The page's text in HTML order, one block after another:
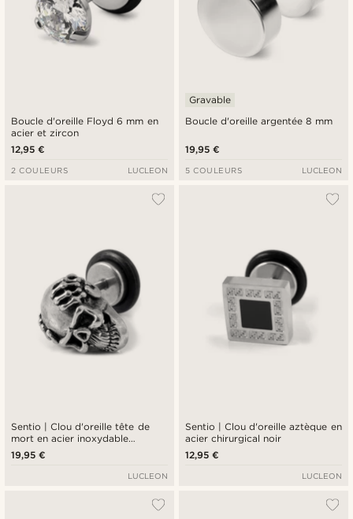
Boucle d'oreille Floyd 6 mm en
acier et zircon
12,95 €
2 COULEURS LUCLEON
Boucle d'oreille argentée 8 mm
Gravable
19,95 €
5 COULEURS LUCLEON
Sentio | Clou d'oreille tête de
mort en acier inoxydable
argenté
19,95 €
LUCLEON
Sentio | Clou d'oreille aztèque en
acier chirurgical noir
12,95 €
LUCLEON